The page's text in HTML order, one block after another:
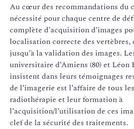
Au cœur des recommandations du
nécessité pour chaque centre de
complète d’acquisition d’images
localisation correcte des
jusqu’à la validation des images.
universitaire d’Amiens (80) et Léon
insistent dans leurs témoignages
de l’imagerie est l’affaire de tous
radiothérapie et leur formation à
l’acquisition/l’utilisation de ces
clef de la sécurité des traitements.